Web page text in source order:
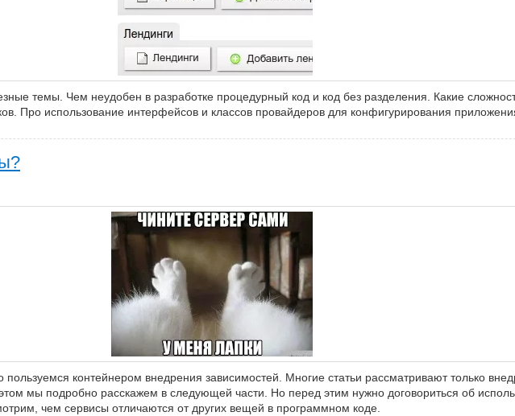
темы. Чем неудобен в разработке процедурный код и код без разделения. Какие
Про использование интерфейсов и классов провайдеров для конфигурирования
контейнером внедрения зависимостей. Многие статьи рассматривают только
мы подробно расскажем в следующей части. Но перед этим нужно договориться об
чем сервисы отличаются от других вещей в программном коде.